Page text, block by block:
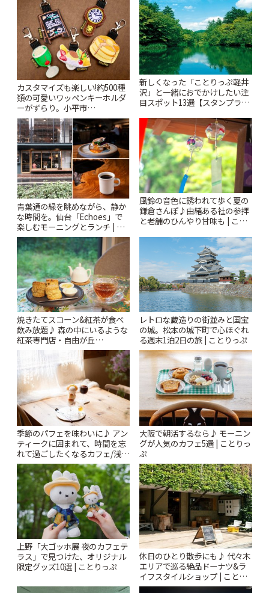
カスタマイズも楽しい!約500種
類の可愛いワッペンキーホルダ
ーがずらり。小平市
「Kimamaya T&K」 | ことりっ
ぷ
新しくなった「ことりっぷ軽井
沢」と一緒におでかけしたい注
目スポット13選【スタンプラリ
青葉通の緑を眺めながら、静か
な時間を。仙台「Echoes」で
楽しむモーニングとランチ | こ
とりっぷ
風鈴の音色に誘われて歩く夏の
鎌倉さんぽ♪由緒ある社の参拝
と老舗のひんやり甘味も | こと
焼きたてスコーン&紅茶が食べ
飲み放題♪ 森の中にいるような
紅茶専門店・自由が丘
「YOTSUBA TEA」でのんびり
時間 | ことりっぷ
レトロな蔵造りの街並みと国宝
の城。松本の城下町で心ほぐれ
る週末1泊2日の旅 | ことりっぷ
季節のパフェを味わいに♪ アン
ティークに囲まれて、時間を忘
れて過ごしたくなるカフェ/浅草
「annorum cafe」 | ことりっぷ
大阪で朝活するなら♪ モーニン
グが人気のカフェ5選 | ことりっ
ぷ
上野「大ゴッホ展 夜のカフェテ
ラス」で見つけた、オリジナル
限定グッズ10選 | ことりっぷ
休日のひとり散歩にも♪ 代々木
エリアで巡る絶品ドーナツ&ラ
イフスタイルショップ | ことり
っぷ